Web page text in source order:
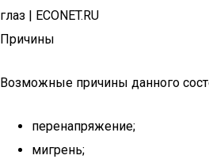
глаз | ECONET.RU
Причины
Возможные причины данного
перенапряжение;
мигрень;